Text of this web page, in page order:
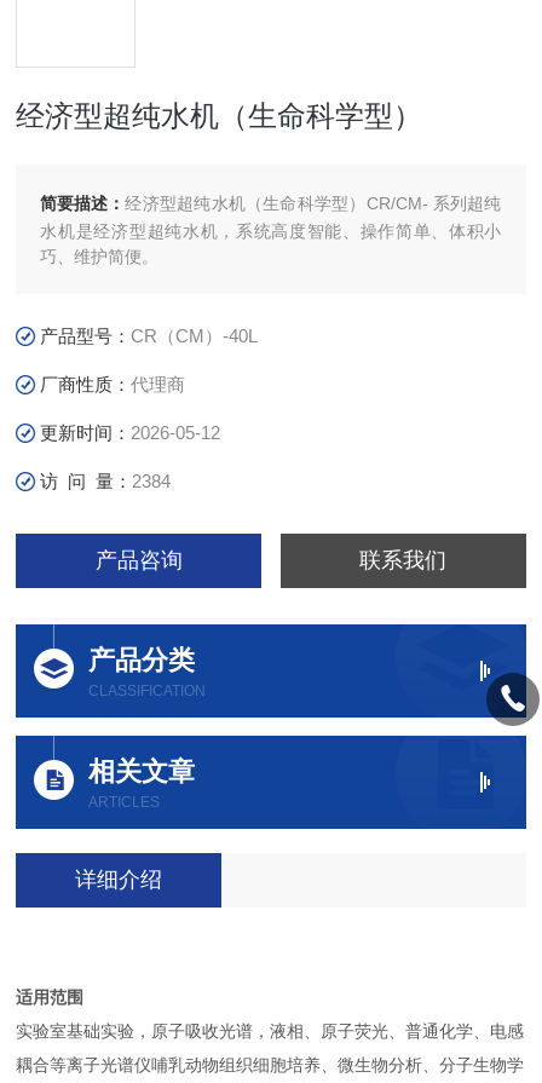
经济型超纯水机（生命科学型）
简要描述：经济型超纯水机（生命科学型）CR/CM- 系列超纯
水机是经济型超纯水机，系统高度智能、操作简单、体积小
巧、维护简便。
产品型号：CR（CM）-40L
厂商性质：代理商
更新时间： 2026-05-12
访 问 量： 2384
产品咨询 联系我们
产品分类
CLASSIFICATION
相关文章
ARTICLES
详细介绍
适用范围
实验室基础实验，原子吸收光谱，液相、原子荧光、普通化学、电感
耦合等离子光谱仪哺乳动物组织细胞培养、微生物分析、分子生物学